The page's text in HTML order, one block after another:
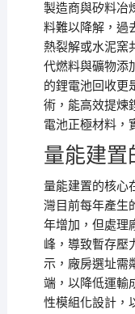
製造商與矽料冶
料難以降解，過
熱裂解或水泥窯
代燃料與礦物添
的鋰電池回收更
術，能高效提煉
電池正極材料，
量能建置
量能建置的核心
灣目前每年產生
年增加，但處理
峰，導致暫存壓
示，廠房選址需
端，以降低運輸
性模組化設計，